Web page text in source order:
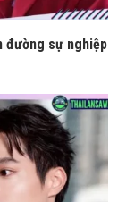
đường sự nghiệp